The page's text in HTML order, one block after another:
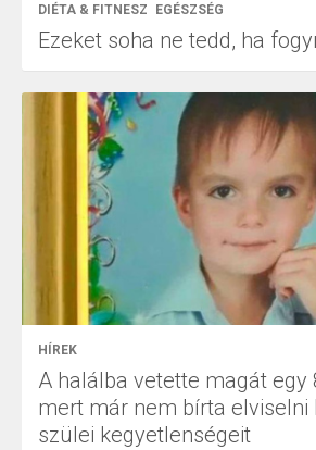
DIÉTA & FITNESZ EGÉSZSÉG
Ezeket soha ne tedd, ha
HÍREK
A halálba vetette magát egy
mert már nem bírta elviselni
szülei kegyetlenségeit